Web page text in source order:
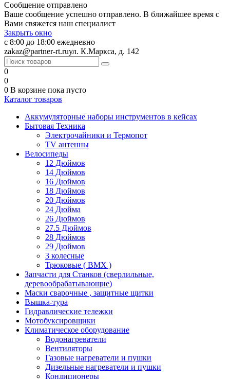
Сообщение отправлено
Ваше сообщение успешно отправлено. В ближайшее время с
Вами свяжется наш специалист
Закрыть окно
с 8:00 до 18:00 ежедневно
zakaz@partner-rt.ruул. К.Маркса, д. 142
0
0
0 В корзине пока пусто
Каталог товаров
Аккумуляторные наборы инструментов в кейсах
Бытовая Техника
Электрочайники и Термопот
TV антенны
Велосипеды
12 Дюймов
14 Дюймов
16 Дюймов
18 Дюймов
20 Дюймов
24 Дюйма
26 Дюймов
27.5 Дюймов
28 Дюймов
29 Дюймов
3 колесные
Трюковые ( BMX )
Запчасти для Станков (сверлильные,
деревообрабатывающие)
Маски сварочные , защитные щитки
Вышка-тура
Гидравлические тележки
Мотобуксировщики
Климатическое оборудование
Водонагреватели
Вентиляторы
Газовые нагреватели и пушки
Дизельные нагреватели и пушки
Кондиционеры